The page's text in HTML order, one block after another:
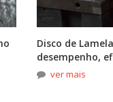
Disco de
desempenho,
ver mais